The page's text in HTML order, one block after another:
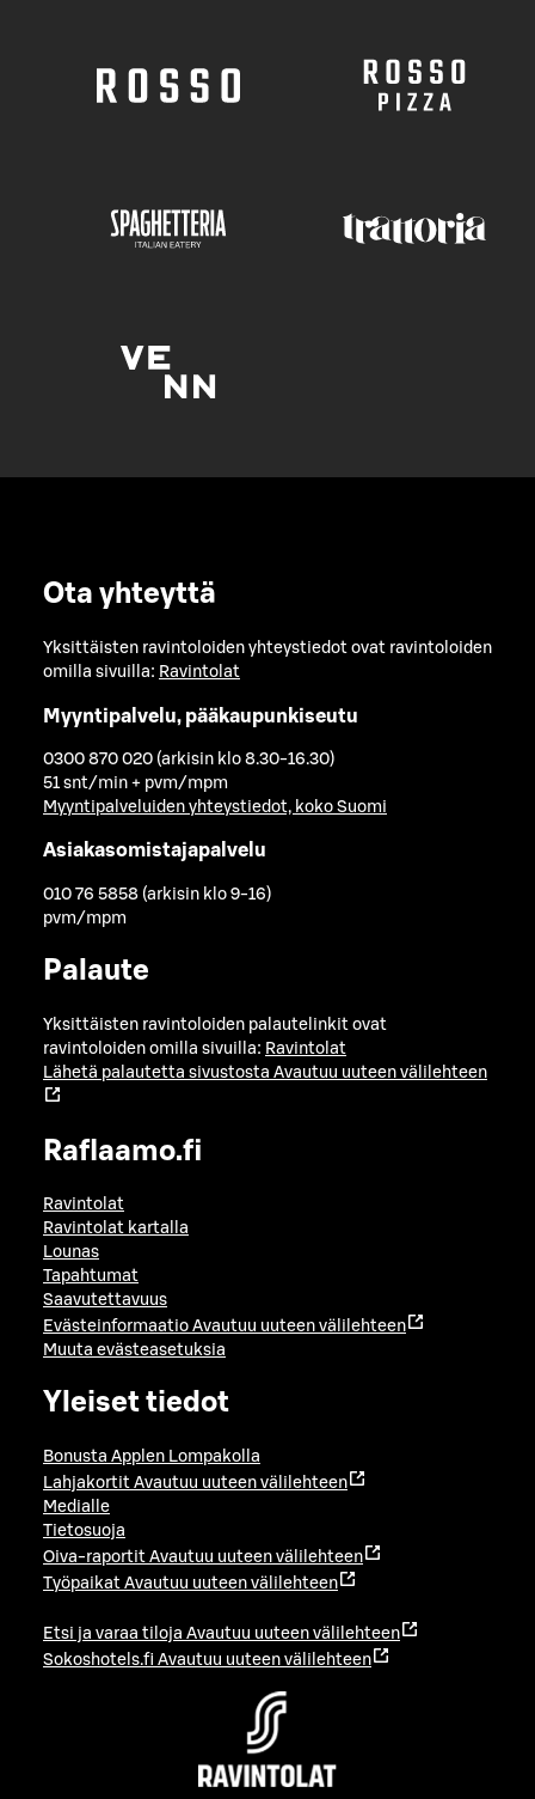
Ota yhteyttä
Yksittäisten ravintoloiden yhteystiedot ovat ravintoloiden
omilla sivuilla: Ravintolat
Myyntipalvelu, pääkaupunkiseutu
0300 870 020 (arkisin klo 8.30-16.30)
51 snt/min + pvm/mpm
Myyntipalveluiden yhteystiedot, koko Suomi
Asiakasomistajapalvelu
010 76 5858 (arkisin klo 9-16)
pvm/mpm
Palaute
Yksittäisten ravintoloiden palautelinkit ovat
ravintoloiden omilla sivuilla: Ravintolat
Lähetä palautetta sivustosta Avautuu uuteen välilehteen
Raflaamo.fi
Ravintolat
Ravintolat kartalla
Lounas
Tapahtumat
Saavutettavuus
Evästeinformaatio Avautuu uuteen välilehteen
Muuta evästeasetuksia
Yleiset tiedot
Bonusta Applen Lompakolla
Lahjakortit Avautuu uuteen välilehteen
Medialle
Tietosuoja
Oiva-raportit Avautuu uuteen välilehteen
Työpaikat Avautuu uuteen välilehteen
Etsi ja varaa tiloja Avautuu uuteen välilehteen
Sokoshotels.fi Avautuu uuteen välilehteen